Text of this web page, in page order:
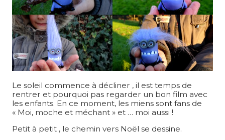
Le soleil commence à décliner , il est temps de
rentrer et pourquoi pas regarder un bon film avec
les enfants. En ce moment, les miens sont fans de
« Moi, moche et méchant » et … moi aussi !
Petit à petit , le chemin vers Noël se dessine.